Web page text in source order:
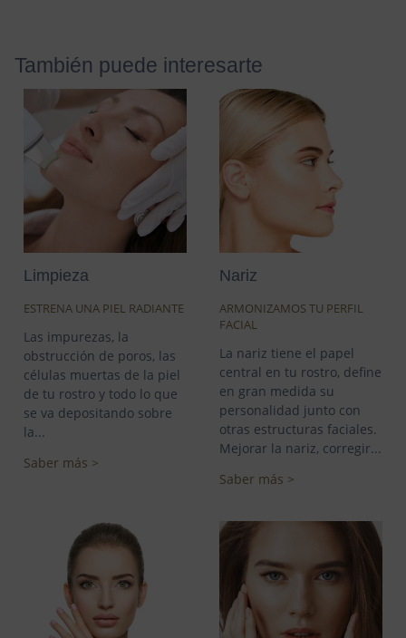
También puede interesarte
Limpieza
ESTRENA UNA PIEL RADIANTE
Las impurezas, la
obstrucción de poros, las
células muertas de la piel
de tu rostro y todo lo que
se va depositando sobre
la...
Saber más >
Nariz
ARMONIZAMOS TU PERFIL
FACIAL
La nariz tiene el papel
central en tu rostro, define
en gran medida su
personalidad junto con
otras estructuras faciales.
Mejorar la nariz, corregir...
Saber más >